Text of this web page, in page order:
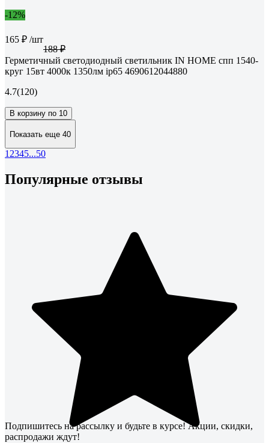
-12%
165 ₽ /шт
188 ₽
Герметичный светодиодный светильник IN HOME спп 1540-
круг 15вт 4000к 1350лм ip65 4690612044880
4.7(120)
В корзину по 10
Показать еще 40
1 2345...50
Популярные отзывы
Подпишитесь на рассылку и будьте в курсе! Акции, скидки,
распродажи ждут!